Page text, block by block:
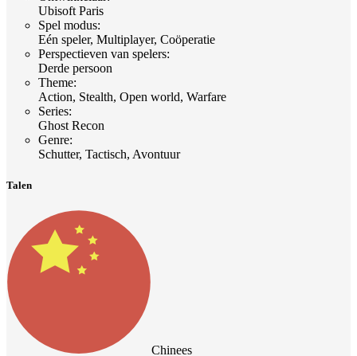
Ubisoft Paris
Spel modus:
Eén speler, Multiplayer, Coöperatie
Perspectieven van spelers:
Derde persoon
Theme:
Action, Stealth, Open world, Warfare
Series:
Ghost Recon
Genre:
Schutter, Tactisch, Avontuur
Talen
Chinees